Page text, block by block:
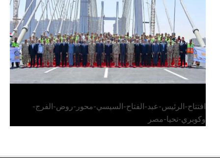
وكوبري تحيا مصر
افتتاح-الرئيس-عبد-الفتاح-السيسي-محور-روض-الفرج-
وكوبري-تحيا-مصر